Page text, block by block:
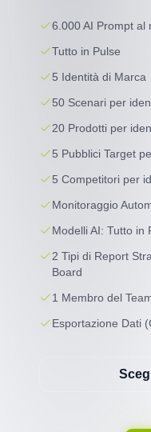
6.000 AI Prompt al
Tutto in Pulse
5 Identità di Marca
50 Scenari per
20 Prodotti per
5 Pubblici Target
5 Competitori per
Monitoraggio
Modelli AI: Tutto in
2 Tipi di Report
Board
1 Membro del
Esportazione Dati